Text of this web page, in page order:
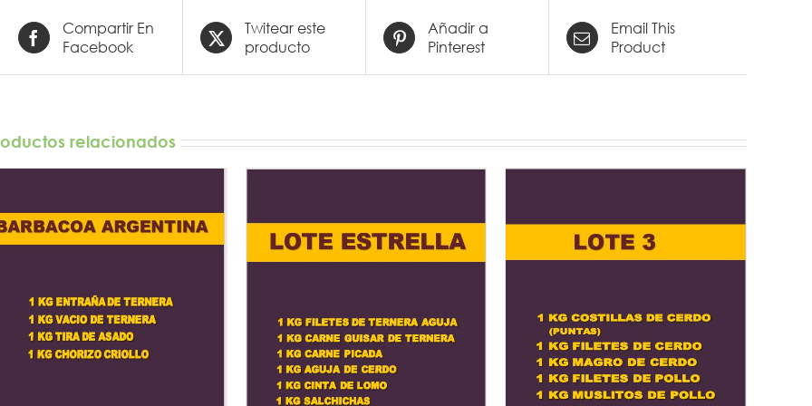
Compartir En
Facebook
Twitear este
producto
Añadir a
Pinterest
Email This
Product
relacionados